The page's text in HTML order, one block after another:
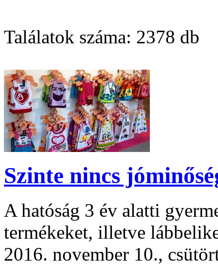
Találatok száma: 2378 db
Szinte nincs
A hatóság 3 év alatti
termékeket, illetve
2016. november 10.,